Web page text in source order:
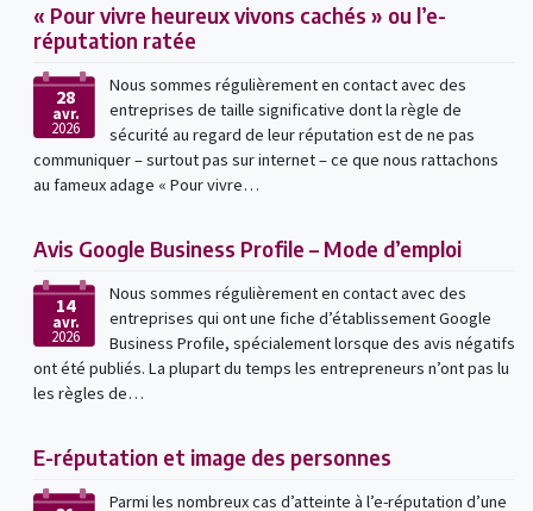
« Pour vivre heureux vivons cachés » ou l’e-
réputation ratée
28
avr.
2026
Nous sommes régulièrement en contact avec des
entreprises de taille significative dont la règle de
sécurité au regard de leur réputation est de ne pas
communiquer – surtout pas sur internet – ce que nous rattachons
au fameux adage « Pour vivre…
Avis Google Business Profile – Mode d’emploi
14
avr.
2026
Nous sommes régulièrement en contact avec des
entreprises qui ont une fiche d’établissement Google
Business Profile, spécialement lorsque des avis négatifs
ont été publiés. La plupart du temps les entrepreneurs n’ont pas lu
les règles de…
E-réputation et image des personnes
Parmi les nombreux cas d’atteinte à l’e-réputation d’une